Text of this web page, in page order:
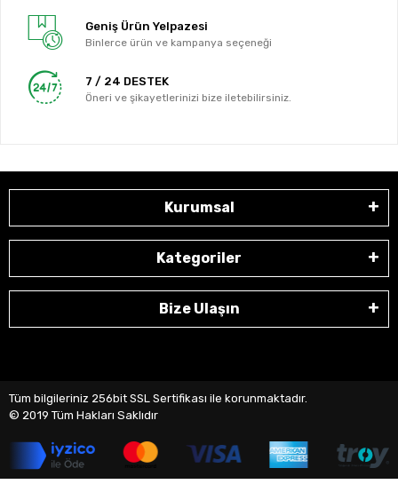
Geniş Ürün Yelpazesi
Binlerce ürün ve kampanya seçeneği
7 / 24 DESTEK
Öneri ve şikayetlerinizi bize iletebilirsiniz.
Kurumsal
Kategoriler
Bize Ulaşın
Tüm bilgileriniz 256bit SSL Sertifikası ile korunmaktadır.
© 2019 Tüm Hakları Saklıdır